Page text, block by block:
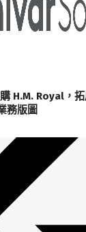
H.M. Royal，
務版圖